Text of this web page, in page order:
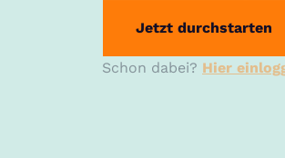
Jetzt durchstarten
Schon dabei? Hier